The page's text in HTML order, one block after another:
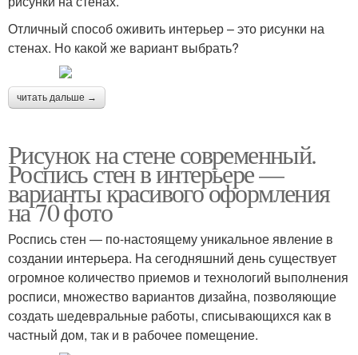
Отличный способ оживить интерьер – это рисунки на
стенах. Но какой же вариант выбрать?
читать дальше →
Рисунок на стене современный.
Роспись стен в интерьере —
варианты красивого оформления
на 70 фото
Роспись стен — по-настоящему уникальное явление в
создании интерьера. На сегодняшний день существует
огромное количество приемов и технологий выполнения
росписи, множество вариантов дизайна, позволяющие
создать шедевральные работы, списывающихся как в
частный дом, так и в рабочее помещение.